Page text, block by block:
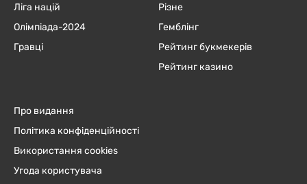
Ліга націй
Олімпіада-2024
Гравці
Різне
Гемблінг
Рейтинг букмекерів
Рейтинг казино
Про видання
Політика конфіденційності
Використання cookies
Угода користувача